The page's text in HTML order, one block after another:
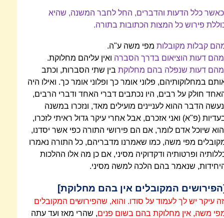
כלל הדעות והדברים, החל לחבר המשנה, שהיא
פירוש כל המצות הכתובות בתורה.
קבלות מקובלות מפי משה ע"ה.
דעות הוציאום בדרך הסברה ואין עליהם מחלוקת.
דעות שנפלה בהם מחלוקת בין שתי הסברות, וכתב
במחלוקותיהם, פלוני אומר כך ופלוני אומר כך. ואילו היה
חולק על רבים, היו נכתבים דברי האחד ודברי הרבים,
הדבר ההוא לעניינים מועילים מאד, ונזכרו במשנה
(פ"א) ואני אזכרם, אבל אחרי עיקר גדול ראיתי לזכרו,
שיוכל אדם לומר, אם הם פירושי התורה כפי אשר יסדנו,
מפי משה, כמו שאמרנו מדבריהם, כל התורה נאמרו
ופרטותיה ודקדוקיה מסיני, אם כן מה אלו ההלכות
שנאמר בהם הלכה למשה מסיני.
המקובלים אין בהם מחלוקת]
עיקר יש לך לעמוד על סודו. והוא, שהפירושים המקובלים
משה, אין מחלוקת בהם בשום פנים, שהרי מאז ועד עתה